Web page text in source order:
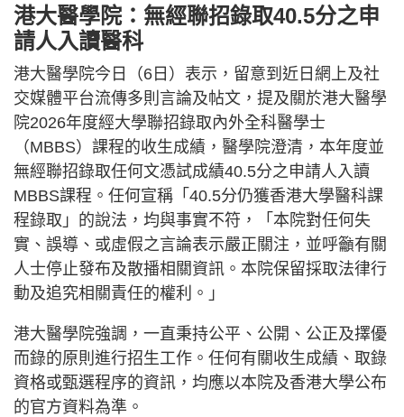
港大醫學院：無經聯招錄取40.5分之申
請人入讀醫科
港大醫學院今日（6日）表示，留意到近日網上及社
交媒體平台流傳多則言論及帖文，提及關於港大醫學
院2026年度經大學聯招錄取內外全科醫學士
（MBBS）課程的收生成績，醫學院澄清，本年度並
無經聯招錄取任何文憑試成績40.5分之申請人入讀
MBBS課程。任何宣稱「40.5分仍獲香港大學醫科課
程錄取」的說法，均與事實不符，「本院對任何失
實、誤導、或虛假之言論表示嚴正關注，並呼籲有關
人士停止發布及散播相關資訊。本院保留採取法律行
動及追究相關責任的權利。」
港大醫學院強調，一直秉持公平、公開、公正及擇優
而錄的原則進行招生工作。任何有關收生成績、取錄
資格或甄選程序的資訊，均應以本院及香港大學公布
的官方資料為準。